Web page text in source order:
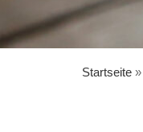
Startseite »